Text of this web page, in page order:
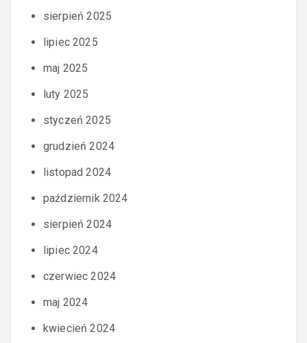
sierpień 2025
lipiec 2025
maj 2025
luty 2025
styczeń 2025
grudzień 2024
listopad 2024
październik 2024
sierpień 2024
lipiec 2024
czerwiec 2024
maj 2024
kwiecień 2024